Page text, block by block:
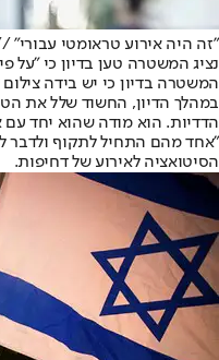
"זה היה אירוע טראומטי עבורי"
נציג המשטרה טען בדיון כי
המשטרה בדיון כי יש בידה
במהלך הדיון, החשוד שלל את
הדדיות. הוא מודה שהוא יחד עם
"אחד מהם התחיל לתקוף ולדבר
הסיטואציה לאירוע של דחיפות.